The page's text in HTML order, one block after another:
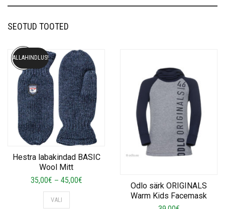
SEOTUD TOOTED
Hestra labakindad BASIC
Wool Mitt
35,00€ – 45,00€Price
ALLAHINDLUS!
VALI
This
Odlo särk ORIGINALS
Warm Kids Facemask